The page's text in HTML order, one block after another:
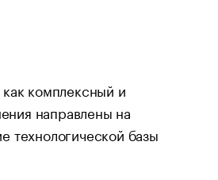
комплексный и
направлены на
технологической базы